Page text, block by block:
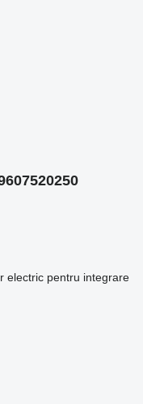
electric pentru integrare